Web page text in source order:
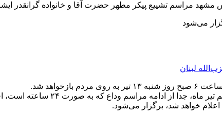
می‌شود
لبنان
شرایطی فراهم شده تا مردم با پیکر
خواهد شد، برگزار می‌شود.